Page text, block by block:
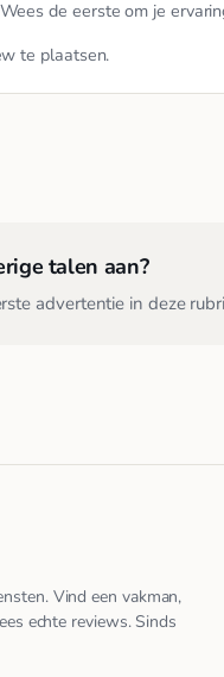
de eerste om je
te plaatsen.
talen aan?
advertentie in deze
Vind een vakman,
echte reviews. Sinds